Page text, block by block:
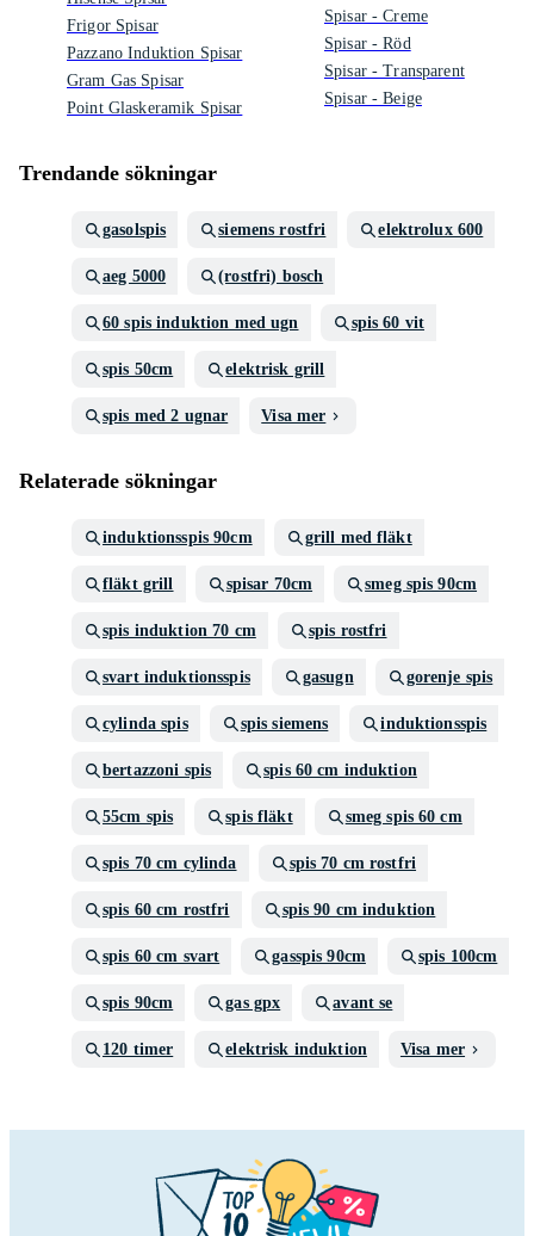
Frigor Spisar
Pazzano Induktion Spisar
Gram Gas Spisar
Point Glaskeramik Spisar
Spisar - Creme
Spisar - Röd
Spisar - Transparent
Spisar - Beige
Trendande sökningar
gasolspis siemens rostfri elektrolux 600
aeg 5000 (rostfri) bosch
60 spis induktion med ugn spis 60 vit
spis 50cm elektrisk grill
spis med 2 ugnar Visa mer
Relaterade sökningar
induktionsspis 90cm grill med fläkt
fläkt grill spisar 70cm smeg spis 90cm
spis induktion 70 cm spis rostfri
svart induktionsspis gasugn gorenje spis
cylinda spis spis siemens induktionsspis
bertazzoni spis spis 60 cm induktion
55cm spis spis fläkt smeg spis 60 cm
spis 70 cm cylinda spis 70 cm rostfri
spis 60 cm rostfri spis 90 cm induktion
spis 60 cm svart gasspis 90cm spis 100cm
spis 90cm gas gpx avant se
120 timer elektrisk induktion Visa mer